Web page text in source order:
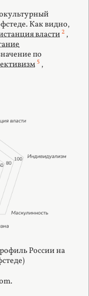
Как видно,
власти 2 ,
по
5 ,
России на